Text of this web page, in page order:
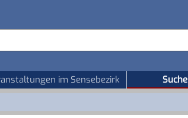
im Sensebezirk Suche